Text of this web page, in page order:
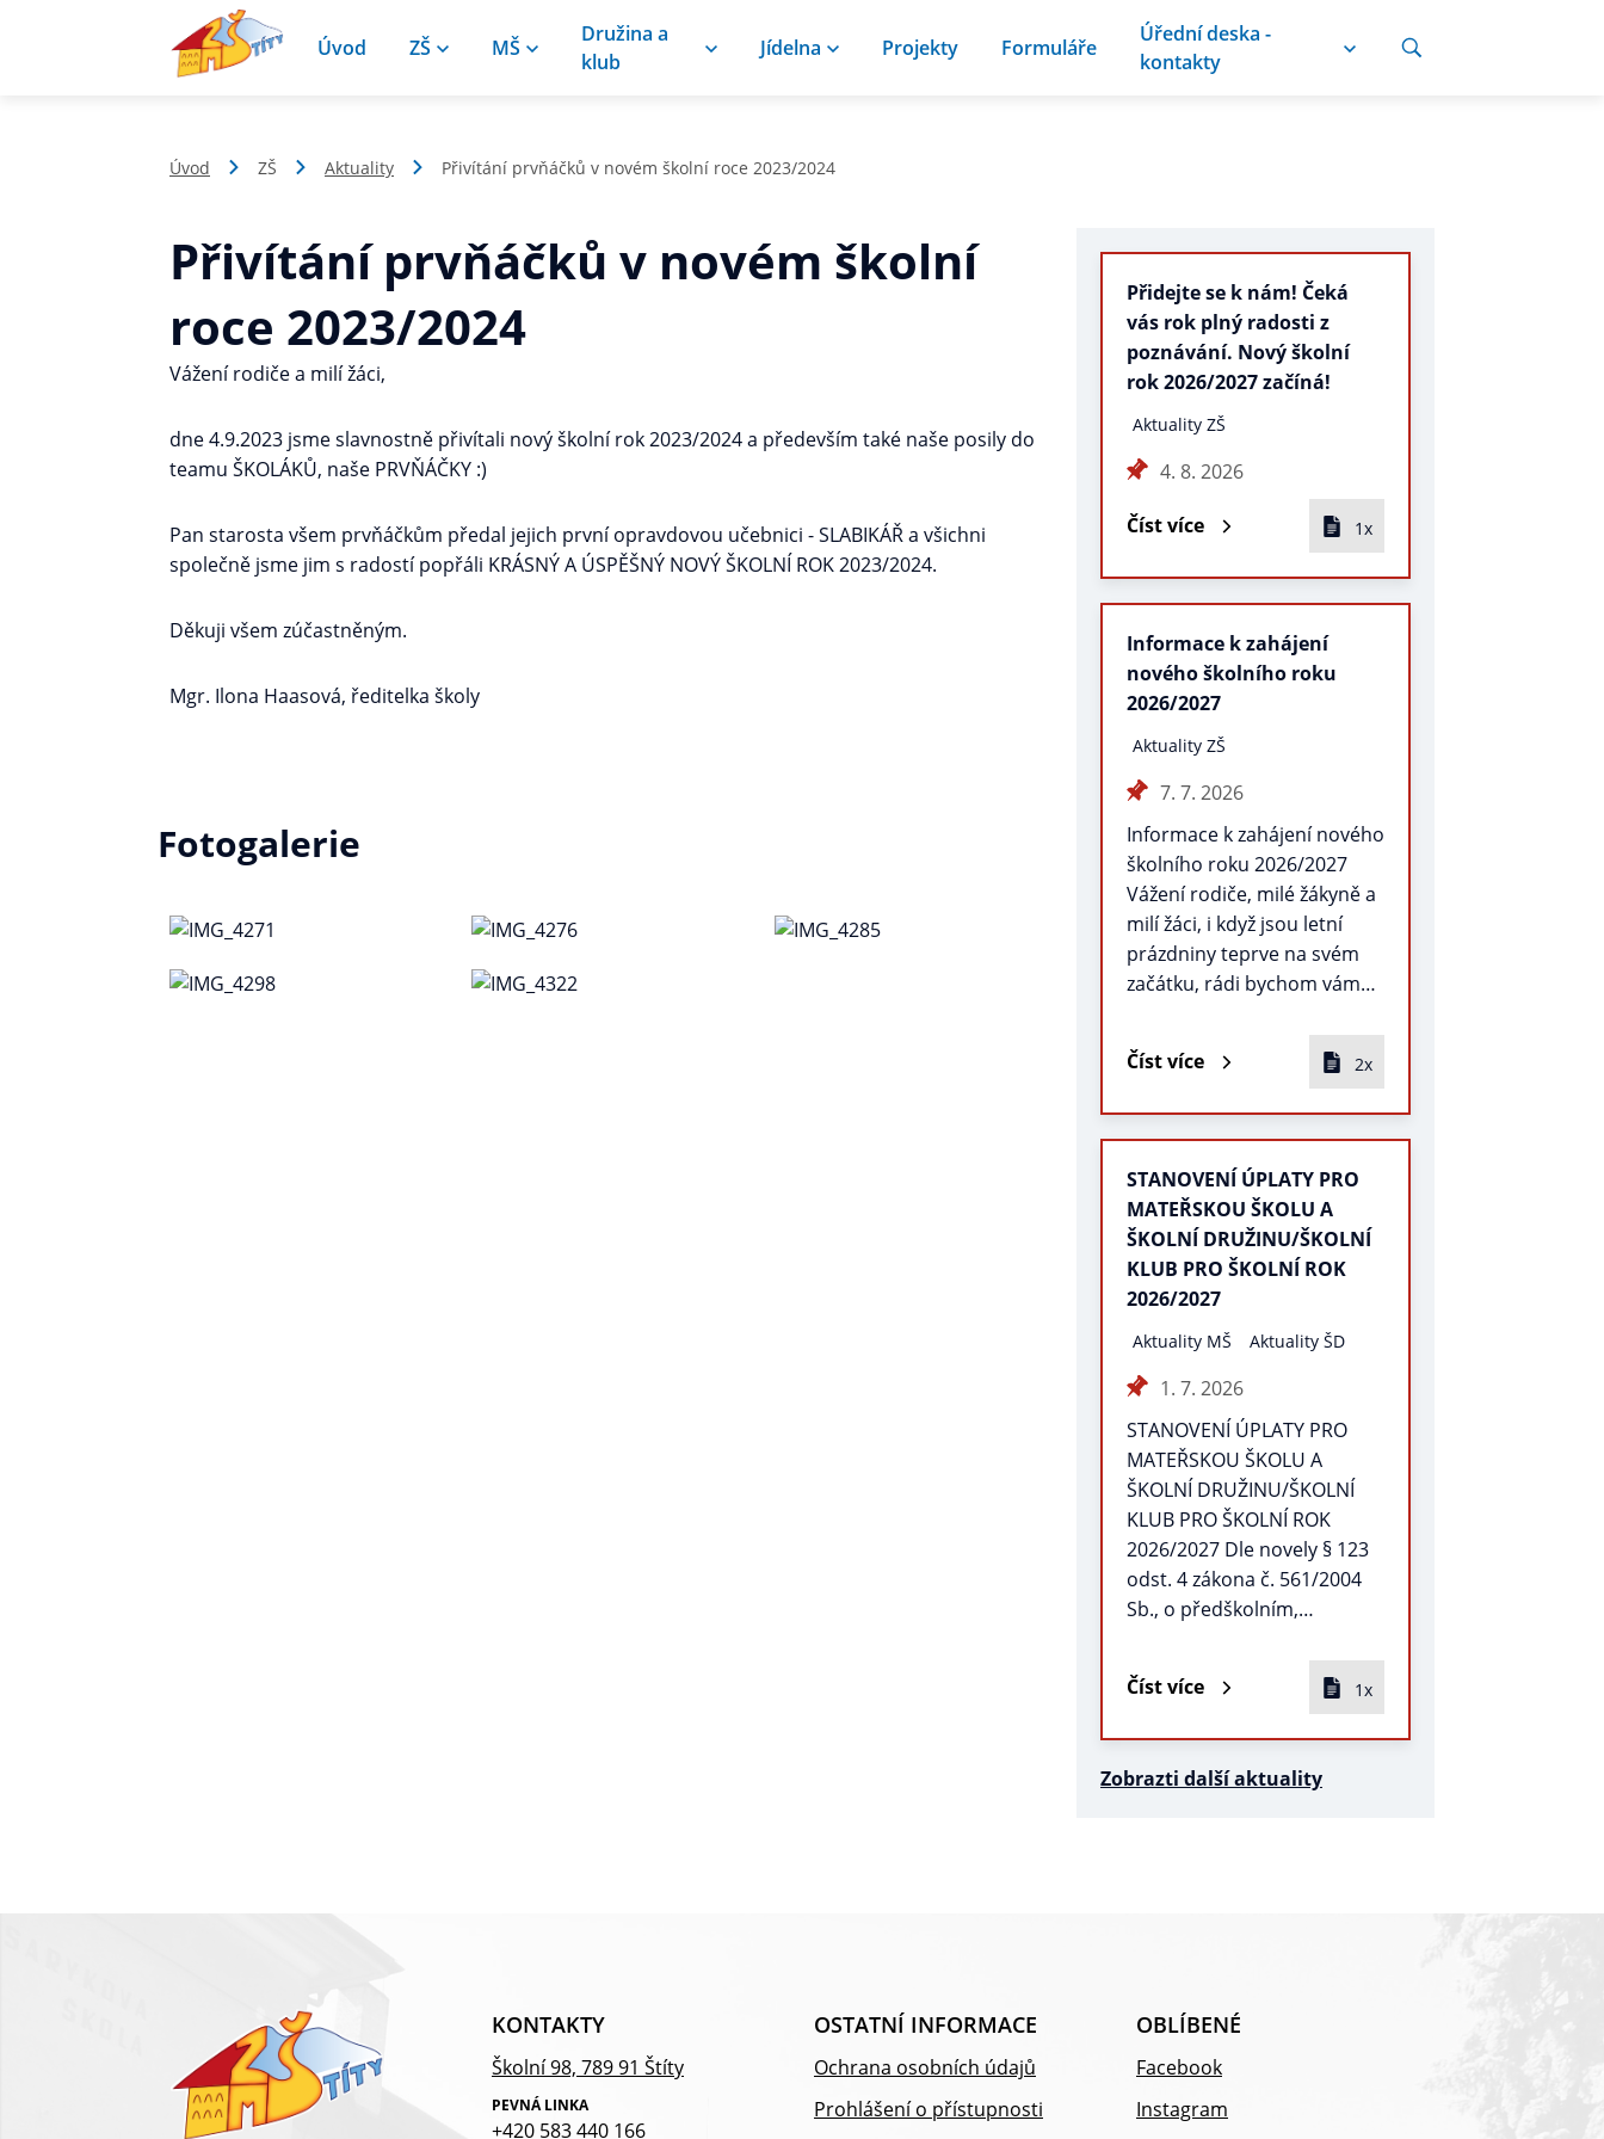
Úvod ZŠ MŠ
Družina a
klub
Jídelna Projekty Formuláře
Úřední deska -
kontakty
Úvod ZŠ Aktuality Přivítání prvňáčků v novém školní roce 2023/2024
Přivítání prvňáčků v novém školní
roce 2023/2024
Vážení rodiče a milí žáci,
dne 4.9.2023 jsme slavnostně přivítali nový školní rok 2023/2024 a především také naše posily do
teamu ŠKOLÁKŮ, naše PRVŇÁČKY :)
Pan starosta všem prvňáčkům předal jejich první opravdovou učebnici - SLABIKÁŘ a všichni
společně jsme jim s radostí popřáli KRÁSNÝ A ÚSPĚŠNÝ NOVÝ ŠKOLNÍ ROK 2023/2024.
Děkuji všem zúčastněným.
Mgr. Ilona Haasová, ředitelka školy
Fotogalerie
Přidejte se k nám! Čeká
vás rok plný radosti z
poznávání. Nový školní
rok 2026/2027 začíná!
Aktuality ZŠ
4. 8. 2026
Číst více 1x
Informace k zahájení
nového školního roku
2026/2027
Aktuality ZŠ
7. 7. 2026
Informace k zahájení nového
školního roku 2026/2027
Vážení rodiče, milé žákyně a
milí žáci, i když jsou letní
prázdniny teprve na svém
začátku, rádi bychom vám…
Číst více 2x
STANOVENÍ ÚPLATY PRO
MATEŘSKOU ŠKOLU A
ŠKOLNÍ DRUŽINU/ŠKOLNÍ
KLUB PRO ŠKOLNÍ ROK
2026/2027
Aktuality MŠ Aktuality ŠD
1. 7. 2026
STANOVENÍ ÚPLATY PRO
MATEŘSKOU ŠKOLU A
ŠKOLNÍ DRUŽINU/ŠKOLNÍ
KLUB PRO ŠKOLNÍ ROK
2026/2027 Dle novely § 123
odst. 4 zákona č. 561/2004
Sb., o předškolním,…
Číst více 1x
Zobrazti další aktuality
KONTAKTY
Školní 98, 789 91 Štíty
PEVNÁ LINKA
+420 583 440 166
OSTATNÍ INFORMACE
Ochrana osobních údajů
Prohlášení o přístupnosti
OBLÍBENÉ
Facebook
Instagram